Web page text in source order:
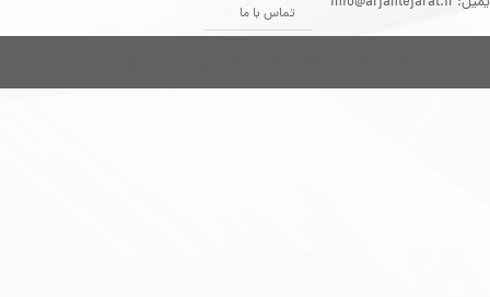
تماس با ما